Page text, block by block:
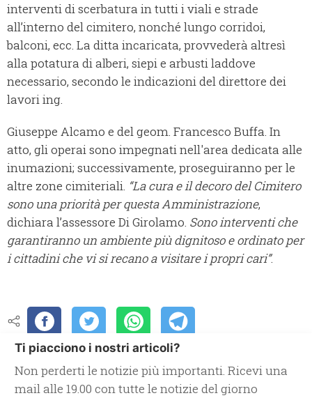
interventi di scerbatura in tutti i viali e strade
all’interno del cimitero, nonché lungo corridoi,
balconi, ecc. La ditta incaricata, provvederà altresì
alla potatura di alberi, siepi e arbusti laddove
necessario, secondo le indicazioni del direttore dei
lavori ing.
Giuseppe Alcamo e del geom. Francesco Buffa. In
atto, gli operai sono impegnati nell'area dedicata alle
inumazioni; successivamente, proseguiranno per le
altre zone cimiteriali. “La cura e il decoro del Cimitero
sono una priorità per questa Amministrazione,
dichiara l’assessore Di Girolamo. Sono interventi che
garantiranno un ambiente più dignitoso e ordinato per
i cittadini che vi si recano a visitare i propri cari”.
Ti piacciono i nostri articoli?
Non perderti le notizie più importanti. Ricevi una
mail alle 19.00 con tutte le notizie del giorno